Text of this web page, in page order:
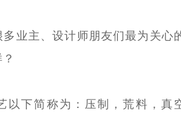
业主、设计师朋友们最为关心
以下简称为：压制，荒料，真